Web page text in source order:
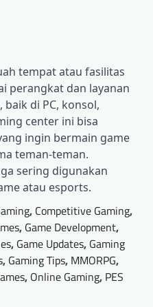
tempat atau fasilitas
perangkat dan layanan
di PC, konsol,
center ini bisa
ingin bermain game
teman-teman.
sering digunakan
atau esports.
, Competitive Gaming,
, Game Development,
, Game Updates, Gaming
, Gaming Tips, MMORPG,
, Online Gaming, PES